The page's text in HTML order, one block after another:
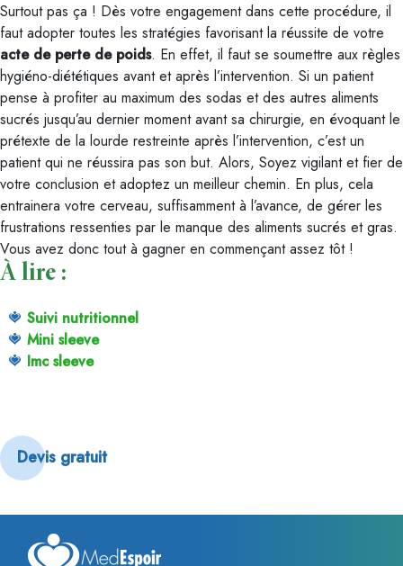
Surtout pas ça ! Dès votre engagement dans cette procédure, il
faut adopter toutes les stratégies favorisant la réussite de votre
acte de perte de poids. En effet, il faut se soumettre aux règles
hygiéno-diététiques avant et après l’intervention. Si un patient
pense à profiter au maximum des sodas et des autres aliments
sucrés jusqu’au dernier moment avant sa chirurgie, en évoquant le
prétexte de la lourde restreinte après l’intervention, c’est un
patient qui ne réussira pas son but. Alors, Soyez vigilant et fier de
votre conclusion et adoptez un meilleur chemin. En plus, cela
entrainera votre cerveau, suffisamment à l’avance, de gérer les
frustrations ressenties par le manque des aliments sucrés et gras.
Vous avez donc tout à gagner en commençant assez tôt !
À lire :
Suivi nutritionnel
Mini sleeve
Imc sleeve
Devis gratuit